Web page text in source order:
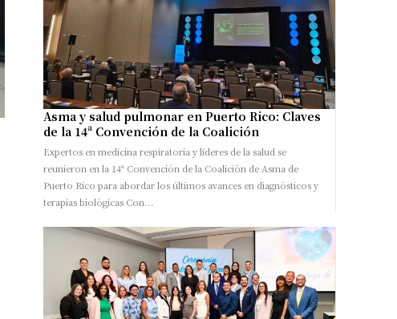
Asma y salud pulmonar en Puerto Rico: Claves
de la 14ª Convención de la Coalición
Expertos en medicina respiratoria y líderes de la salud se
reunieron en la 14ª Convención de la Coalición de Asma de
Puerto Rico para abordar los últimos avances en diagnósticos y
terapias biológicas Con...